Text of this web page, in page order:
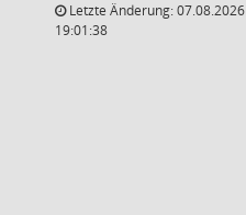
Letzte Änderung: 07.08.2026
19:01:38